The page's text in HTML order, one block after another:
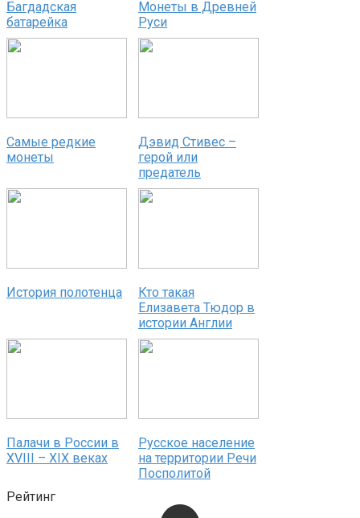
Багдадская
батарейка
Монеты в Древней
Руси
Самые редкие
монеты
Дэвид Стивес –
герой или
предатель
История полотенца
Кто такая
Елизавета Тюдор в
истории Англии
Палачи в России в
XVIII – XIX веках
Русское население
на территории Речи
Посполитой
Рейтинг